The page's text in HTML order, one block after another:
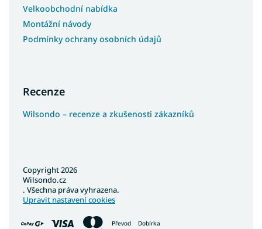
Velkoobchodní nabídka
Montážní návody
Podmínky ochrany osobních údajů
Recenze
Wilsondo – recenze a zkušenosti zákazníků
Převod Dobírka
Copyright 2026
Wilsondo.cz
. Všechna práva vyhrazena.
Upravit nastavení cookies